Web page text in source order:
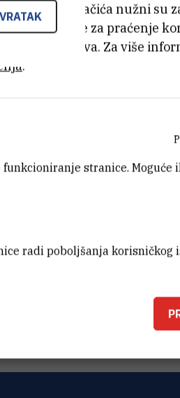
Bijenička 54
HR-10000 Zagreb
od tih kolačića nužni su
drugi koriste za praćenje
iskustva. Za više
.
stranice. Moguće
radi poboljšanja korisničkog